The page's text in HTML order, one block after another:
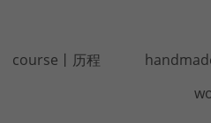
course丨历程